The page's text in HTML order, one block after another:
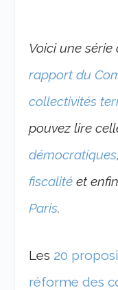
Voici une
rapport du
collectivités
pouvez lire
démocratiques
fiscalité et
Paris.
Les 20
réforme des